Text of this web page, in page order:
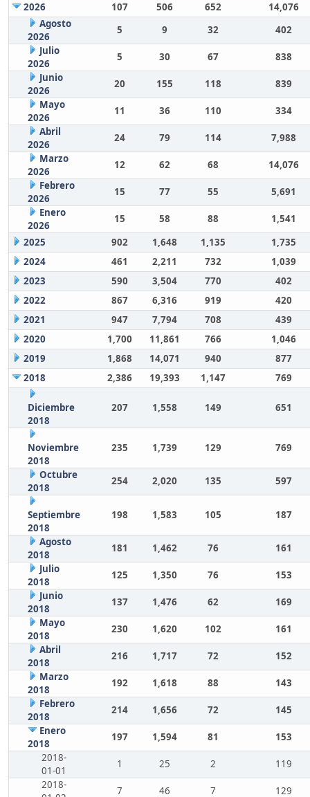
2026
107 506 652
14,076
Agosto
2026
5 9 32
402
Julio
2026
5 30 67
838
Junio
2026
20 155 118
839
Mayo
2026
11 36 110
334
Abril
2026
24 79 114
7,988
Marzo
2026
12 62 68
14,076
Febrero
2026
15 77 55
5,691
Enero
2026
15 58 88
1,541
2025
902 1,648 1,135
1,735
2024
461 2,211 732
1,039
2023
590 3,504 770
402
2022
867 6,316 919
420
2021
947 7,794 708
439
2020
1,700 11,861 766
1,046
2019
1,868 14,071 940
877
2018
2,386 19,393 1,147 769
Diciembre
2018
207 1,558 149 651
Noviembre
2018
235 1,739 129 769
Octubre
2018
254 2,020 135 597
Septiembre
2018
198 1,583 105 187
Agosto
2018
181 1,462 76
161
Julio
2018
125 1,350 76
153
Junio
2018
137 1,476 62
169
Mayo
2018
230 1,620 102
161
Abril
2018
216 1,717 72
152
Marzo
2018
192 1,618 88
143
Febrero
2018
214 1,656 72
145
Enero
2018
197 1,594 81
153
2018-
01-01
1 25 2
119
2018-
7 46 7 129